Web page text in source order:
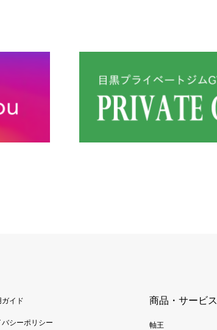
ガイド
バシーポリシー
商品・サービス
軸王